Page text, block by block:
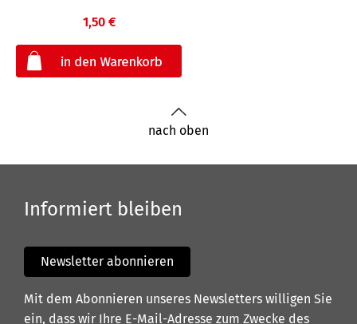
1,50 €
nach oben
Informiert bleiben
Newsletter abonnieren
Mit dem Abonnieren unseres Newsletters willigen Sie
ein, dass wir Ihre E-Mail-Adresse zum Zwecke des